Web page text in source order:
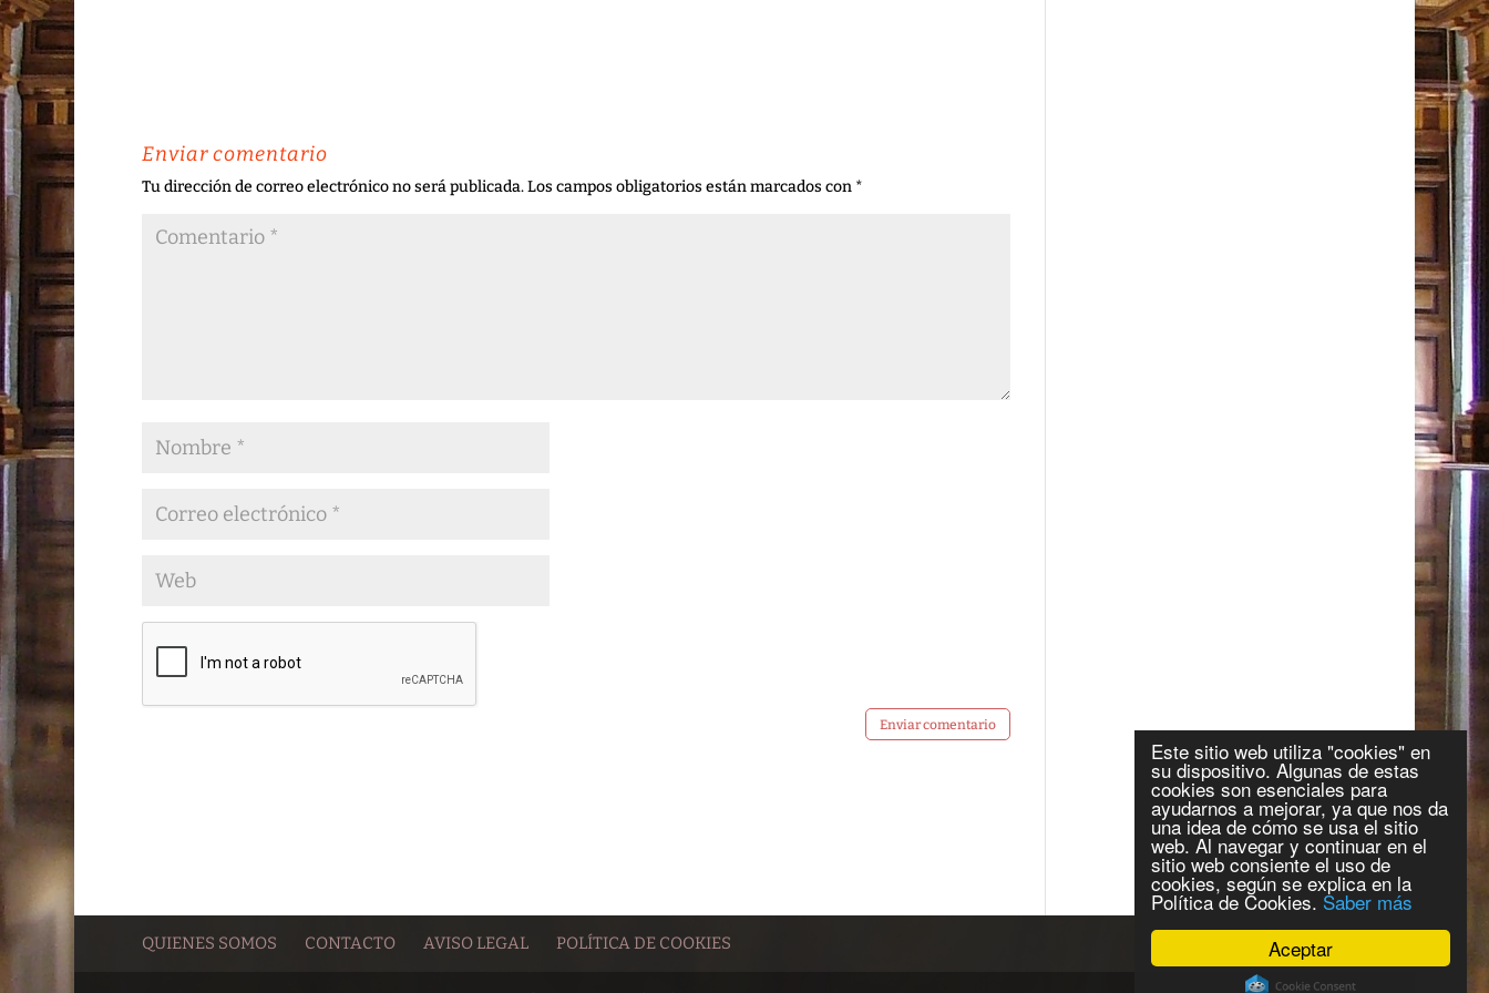
Aceptar
Este sitio web utiliza "cookies" en
su dispositivo. Algunas de estas
cookies son esenciales para
ayudarnos a mejorar, ya que nos da
una idea de cómo se usa el sitio
web. Al navegar y continuar en el
sitio web consiente el uso de
cookies, según se explica en la
Política de Cookies. Saber más
Enviar comentario
Tu dirección de correo electrónico no será publicada.Los campos obligatorios están marcados con *
QUIENES SOMOS CONTACTO AVISO LEGAL POLÍTICA DE COOKIES